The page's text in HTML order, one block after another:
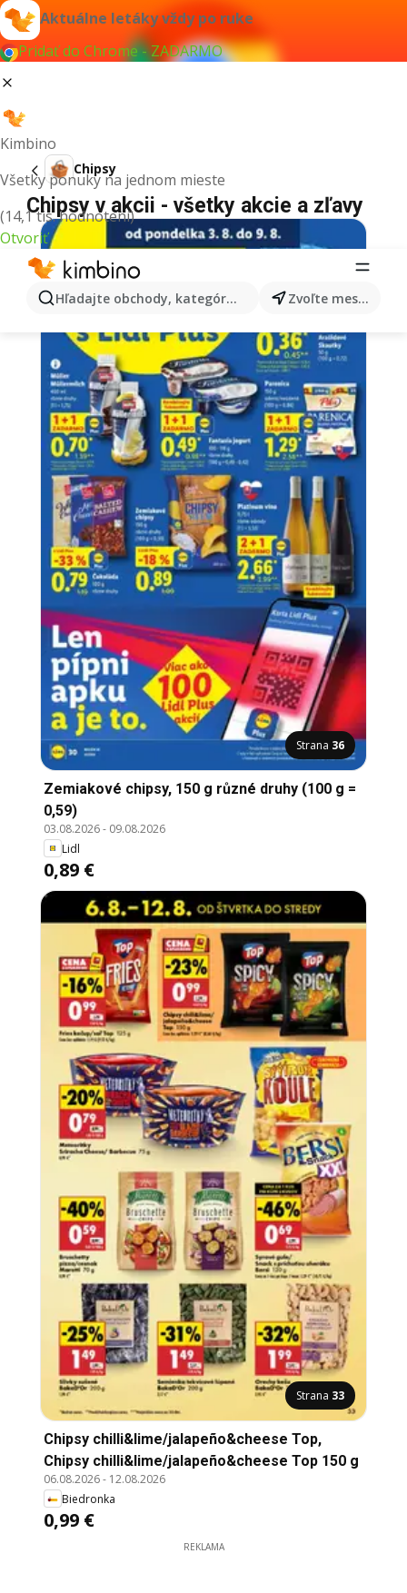
Aktuálne letáky vždy po ruke
Pridať do Chrome - ZADARMO
Kimbino
Všetky ponuky na jednom mieste
(14,1 tis. hodnotení)
Otvoriť
Hľadajte obchody, kategórie, produkty... Zvoľte mesto
Chipsy
Chipsy v akcii - všetky akcie a zľavy
Strana 36
Zemiakové chipsy, 150 g různé druhy (100 g =
0,59)
03.08.2026- 09.08.2026
Lidl
0,89 €
Strana 33
Chipsy chilli&lime/jalapeño&cheese Top,
Chipsy chilli&lime/jalapeño&cheese Top 150 g
06.08.2026- 12.08.2026
Biedronka
0,99 €
REKLAMA